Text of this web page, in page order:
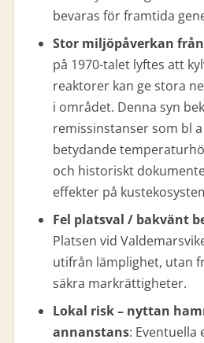
bevaras för framtida
Stor miljöpåverkan
på 1970-talet lyftes att
reaktorer kan ge stora
i området. Denna syn
remissinstanser som bl
betydande
och historiskt
effekter på
Fel platsval / bakvänt
Platsen vid
utifrån lämplighet, utan
säkra markrättigheter.
Lokal risk – nyttan
annanstans: Eventuella